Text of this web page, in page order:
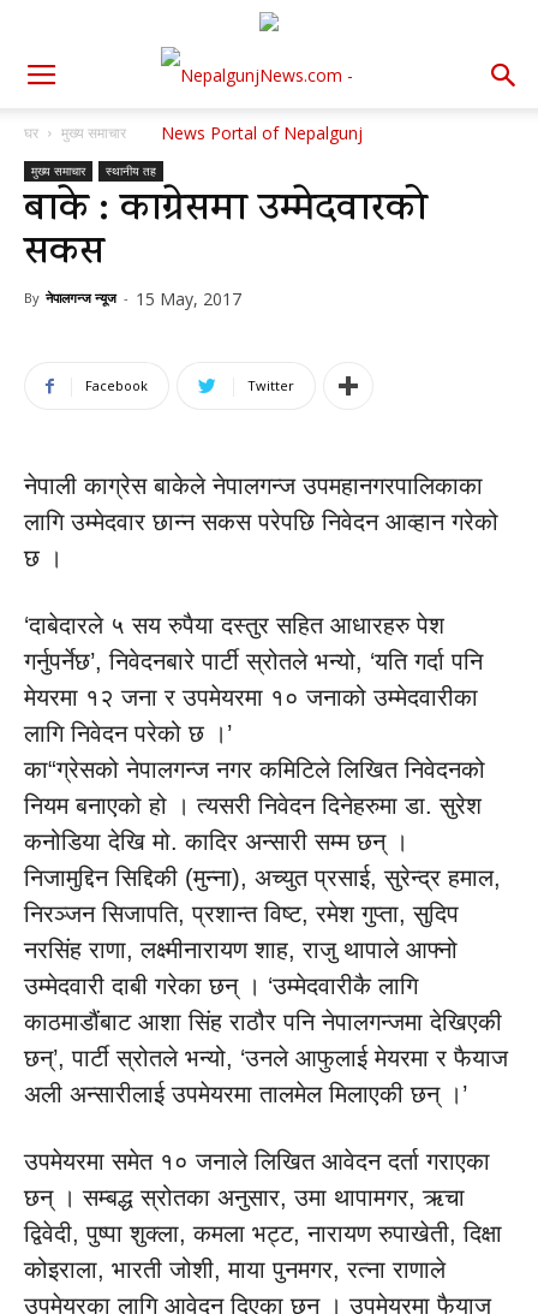
घर मुख्य समाचार
मुख्य समाचार स्थानीय तह
बाके : काग्रेसमा उम्मेदवारको
सकस
By नेपालगन्ज न्यूज - 15 May, 2017
Facebook Twitter
नेपाली काग्रेस बाकेले नेपालगन्ज उपमहानगरपालिकाका
लागि उम्मेदवार छान्न सकस परेपछि निवेदन आव्हान गरेको
छ ।
‘दाबेदारले ५ सय रुपैया दस्तुर सहित आधारहरु पेश
गर्नुपर्नेछ’, निवेदनबारे पार्टी स्रोतले भन्यो, ‘यति गर्दा पनि
मेयरमा १२ जना र उपमेयरमा १० जनाको उम्मेदवारीका
लागि निवेदन परेको छ ।’
का“ग्रेसको नेपालगन्ज नगर कमिटिले लिखित निवेदनको
नियम बनाएको हो । त्यसरी निवेदन दिनेहरुमा डा. सुरेश
कनोडिया देखि मो. कादिर अन्सारी सम्म छन् ।
निजामुद्दिन सिद्दिकी (मुन्ना), अच्युत प्रसाई, सुरेन्द्र हमाल,
निरञ्जन सिजापति, प्रशान्त विष्ट, रमेश गुप्ता, सुदिप
नरसिंह राणा, लक्ष्मीनारायण शाह, राजु थापाले आफ्नो
उम्मेदवारी दाबी गरेका छन् । ‘उम्मेदवारीकै लागि
काठमाडौंबाट आशा सिंह राठौर पनि नेपालगन्जमा देखिएकी
छन्’, पार्टी स्रोतले भन्यो, ‘उनले आफुलाई मेयरमा र फैयाज
अली अन्सारीलाई उपमेयरमा तालमेल मिलाएकी छन् ।’
उपमेयरमा समेत १० जनाले लिखित आवेदन दर्ता गराएका
छन् । सम्बद्ध स्रोतका अनुसार, उमा थापामगर, ऋचा
द्विवेदी, पुष्पा शुक्ला, कमला भट्ट, नारायण रुपाखेती, दिक्षा
कोइराला, भारती जोशी, माया पुनमगर, रत्ना राणाले
उपमेयरका लागि आवेदन दिएका छन् । उपमेयरमा फैयाज